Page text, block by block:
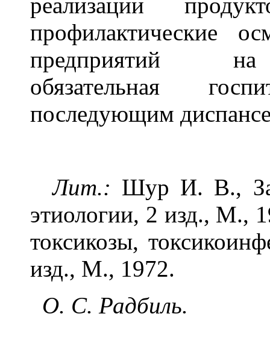
профилактические
предприятий на
обязательная
последующим
Лит.: Шур И. В.,
этиологии, 2 изд., М.,
токсикозы,
изд., М., 1972.
О. С. Радбиль.